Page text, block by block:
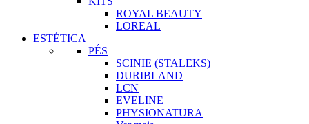
ROYAL BEAUTY
LOREAL
ESTÉTICA
PÉS
SCINIE (STALEKS)
DURIBLAND
LCN
EVELINE
PHYSIONATURA